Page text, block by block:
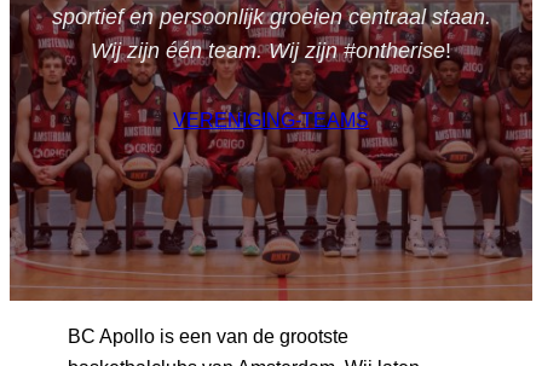
sportief en persoonlijk groeien centraal staan.
Wij zijn één team. Wij zijn #ontherise!
VERENIGING-TEAMS
BC Apollo is een van de grootste